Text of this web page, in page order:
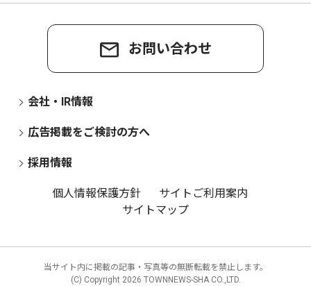
お問い合わせ
会社・IR情報
広告掲載をご検討の方へ
採用情報
個人情報保護方針
サイトご利用案内
サイトマップ
当サイト内に掲載の記事・写真等の無断転載を禁止します。
(C) Copyright 2026 TOWNNEWS-SHA CO.,LTD.